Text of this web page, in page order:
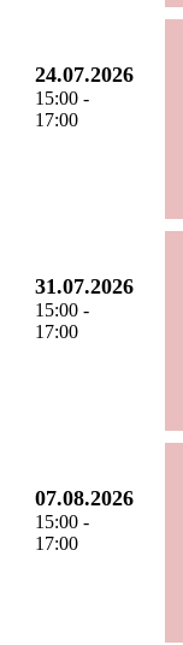
24.07.2026
15:00 -
17:00
31.07.2026
15:00 -
17:00
07.08.2026
15:00 -
17:00